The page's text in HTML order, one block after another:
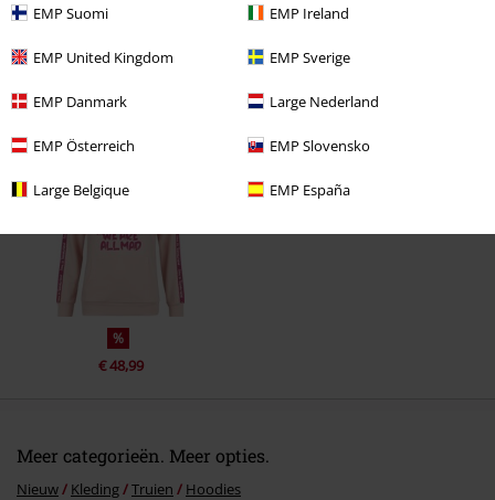
EMP Suomi EMP Ireland
EMP United Kingdom EMP Sverige
EMP Danmark Large Nederland
EMP Österreich EMP Slovensko
Large Belgique EMP España
Laatst bezocht
%
€ 48,99
Meer categorieën. Meer opties.
Nieuw Kleding Truien Hoodies